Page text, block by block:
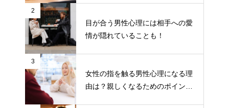
2
目が合う男性心理には相手への愛
情が隠れていることも！
3
女性の指を触る男性心理になる理
由は？親しくなるためのポイント